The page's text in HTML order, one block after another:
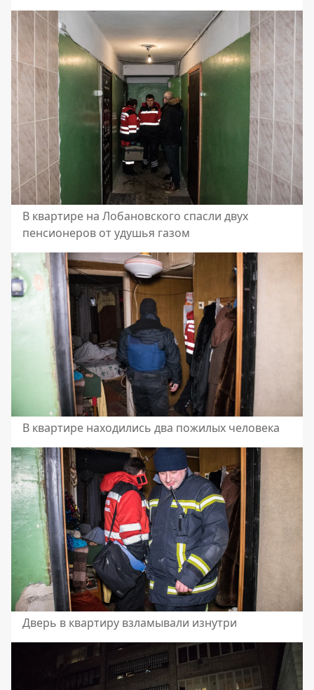
В квартире на Лобановского спасли двух
пенсионеров от удушья газом
В квартире находились два пожилых человека
Дверь в квартиру взламывали изнутри